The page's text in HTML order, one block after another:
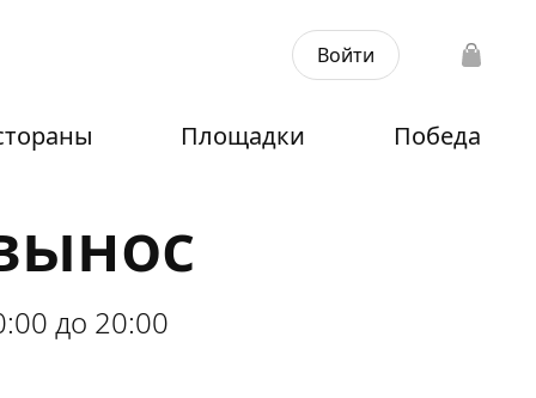
Войти
Площадки Победа
до 20:00